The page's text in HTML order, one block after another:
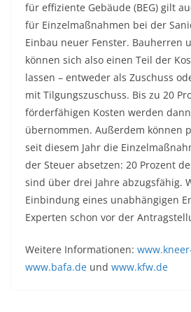
für effiziente Gebäude (BEG) gilt
für Einzelmaßnahmen bei der
Einbau neuer Fenster. Bauherren
können sich also einen Teil der
lassen – entweder als Zuschuss
mit Tilgungszuschuss. Bis zu 20
förderfähigen Kosten werden
übernommen. Außerdem können
seit diesem Jahr die
der Steuer absetzen: 20 Prozent
sind über drei Jahre abzugsfähig.
Einbindung eines unabhängigen
Experten schon vor der
Weitere Informationen:
www.bafa.de und www.kfw.de